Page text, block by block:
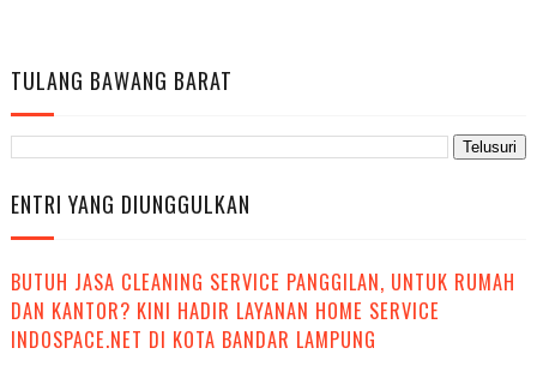
TULANG BAWANG BARAT
ENTRI YANG DIUNGGULKAN
BUTUH JASA CLEANING SERVICE PANGGILAN, UNTUK RUMAH
DAN KANTOR? KINI HADIR LAYANAN HOME SERVICE
INDOSPACE.NET DI KOTA BANDAR LAMPUNG